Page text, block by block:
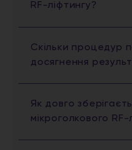
RF-ліфтингу?
Скільки процедур
досягнення
Як довго
мікроголкового RF-